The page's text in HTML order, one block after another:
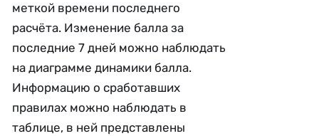
меткой времени последнего
расчёта. Изменение балла за
последние 7 дней можно наблюдать
на диаграмме динамики балла.
Информацию о сработавших
правилах можно наблюдать в
таблице, в ней представлены